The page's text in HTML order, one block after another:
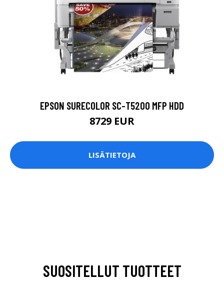
EPSON SURECOLOR SC-T5200 MFP HDD
8729 EUR
LISÄTIETOJA
SUOSITELLUT TUOTTEET